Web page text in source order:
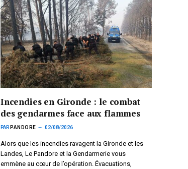
Incendies en Gironde : le combat
des gendarmes face aux flammes
PAR PANDORE 02/08/2026
Alors que les incendies ravagent la Gironde et les
Landes, Le Pandore et la Gendarmerie vous
emmène au cœur de l’opération. Évacuations,